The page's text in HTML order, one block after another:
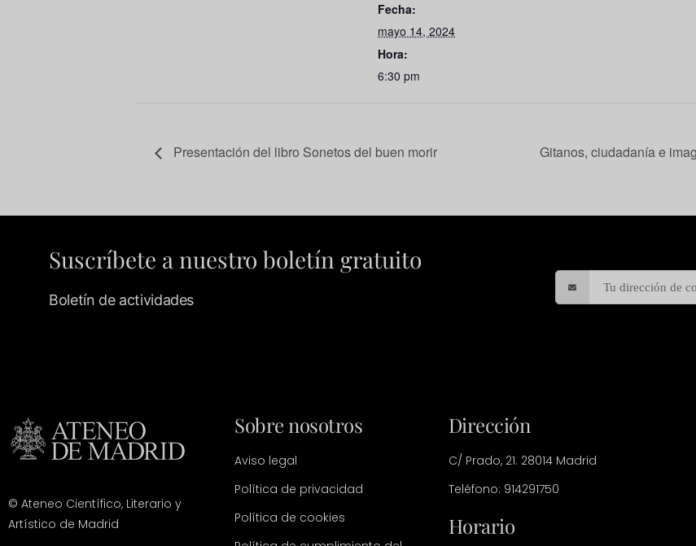
Fecha:
mayo 14, 2024
Hora:
6:30 pm
Presentación del libro Sonetos del buen morir Gitanos, ciudadanía e
Suscríbete a nuestro boletín gratuito
Boletín de actividades
© Ateneo Científico, Literario y
Artístico de Madrid
Sobre nosotros
Aviso legal
Política de privacidad
Política de cookies
Dirección
C/ Prado, 21. 28014 Madrid
Teléfono: 914291750
Horario